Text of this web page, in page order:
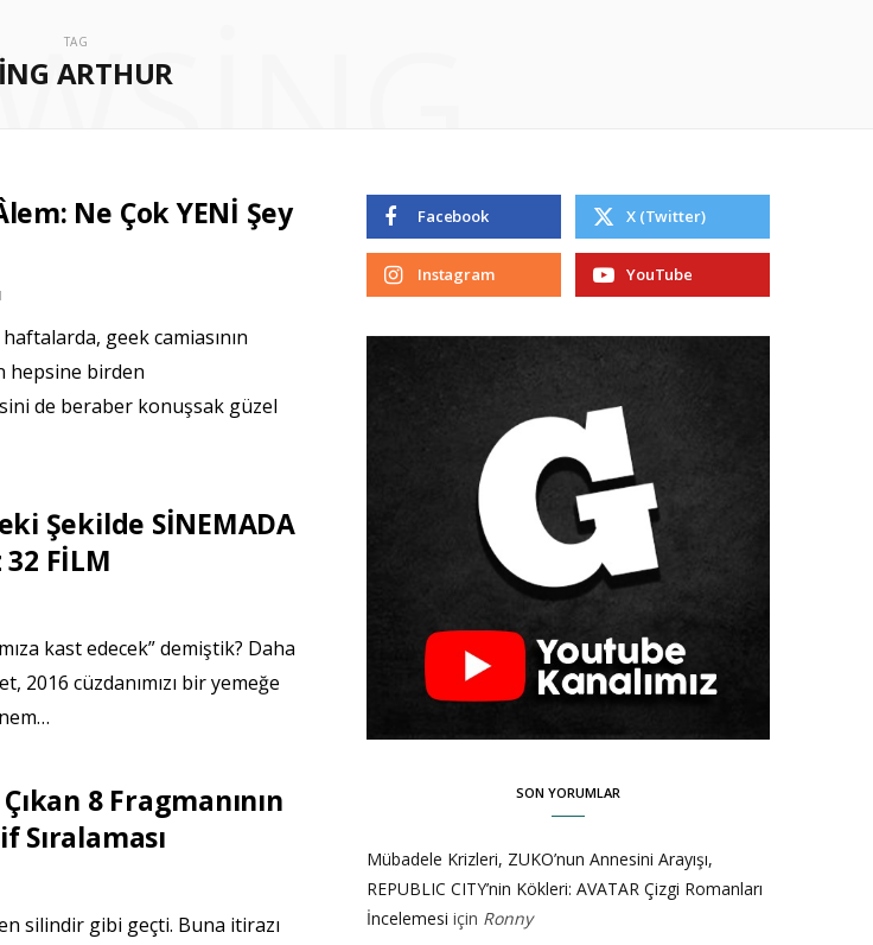
TAG
ARTHUR
Ne Çok YENİ Şey
geek camiasının
hepsine birden
de beraber konuşsak güzel
Şekilde SİNEMADA
FİLM
kast edecek” demiştik? Daha
2016 cüzdanımızı bir yemeğe
8 Fragmanının
Sıralaması
silindir gibi geçti. Buna itirazı
Facebook X (Twitter)
Instagram YouTube
SON YORUMLAR
Mübadele Krizleri, ZUKO’nun Annesini Arayışı,
REPUBLIC CITY’nin Kökleri: AVATAR Çizgi Romanları
İncelemesi için Ronny